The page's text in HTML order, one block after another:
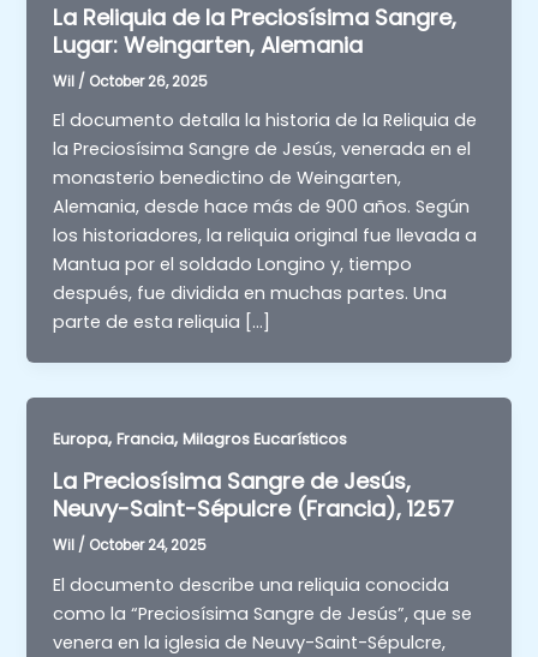
La Reliquia de la Preciosísima Sangre,
Lugar: Weingarten, Alemania
Wil / October 26, 2025
El documento detalla la historia de la Reliquia de
la Preciosísima Sangre de Jesús, venerada en el
monasterio benedictino de Weingarten,
Alemania, desde hace más de 900 años. Según
los historiadores, la reliquia original fue llevada a
Mantua por el soldado Longino y, tiempo
después, fue dividida en muchas partes. Una
parte de esta reliquia […]
Europa,Francia,Milagros Eucarísticos
La Preciosísima Sangre de Jesús,
Neuvy-Saint-Sépulcre (Francia), 1257
Wil / October 24, 2025
El documento describe una reliquia conocida
como la “Preciosísima Sangre de Jesús”, que se
venera en la iglesia de Neuvy-Saint-Sépulcre,